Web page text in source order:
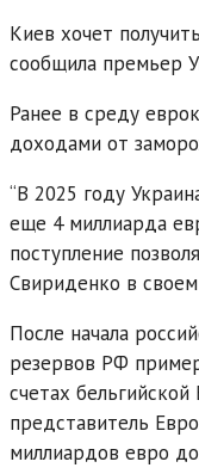
Киев хочет
сообщила премьер
Ранее в среду
доходами от
“В 2025 году
еще 4 миллиарда
поступление
Свириденко в
После начала
резервов РФ
счетах
представитель
миллиардов евро